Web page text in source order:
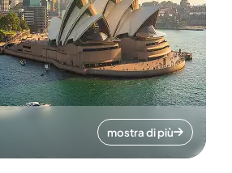
mostra di più